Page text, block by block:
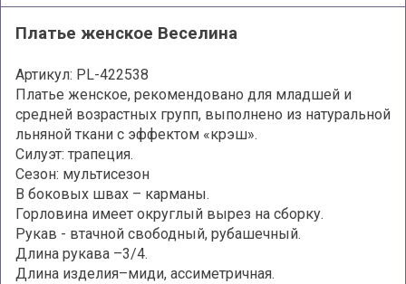
Платье женское Веселина
Артикул: PL-422538
Платье женское, рекомендовано для младшей и
средней возрастных групп, выполнено из натуральной
льняной ткани с эффектом «крэш».
Силуэт: трапеция.
Сезон: мультисезон
В боковых швах – карманы.
Горловина имеет округлый вырез на сборку.
Рукав - втачной свободный, рубашечный.
Длина рукава –3/4.
Длина изделия–миди, ассиметричная.